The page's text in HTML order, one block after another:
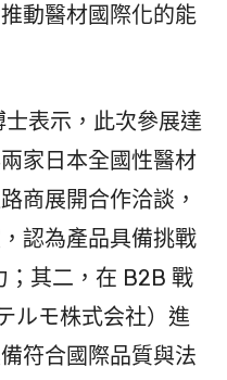
動醫材國際化的能
表示，此次參展達
家日本全國性醫材
商展開合作洽談，
認為產品具備挑戰
；其二，在 B2B 戰
ルモ株式会社）進
符合國際品質與法